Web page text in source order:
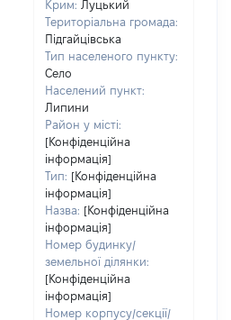
Крим: Луцький
Територіальна громада:
Підгайцівська
Тип населеного пункту:
Село
Населений пункт:
Липини
Район у місті:
[Конфіденційна
інформація]
Тип: [Конфіденційна
інформація]
Назва: [Конфіденційна
інформація]
Номер будинку/
земельної ділянки:
[Конфіденційна
інформація]
Номер корпусу/секції/